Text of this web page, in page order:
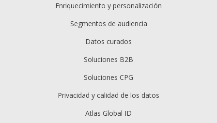
Enriquecimiento y personalización
Segmentos de audiencia
Datos curados
Soluciones B2B
Soluciones CPG
Privacidad y calidad de los datos
Atlas Global ID